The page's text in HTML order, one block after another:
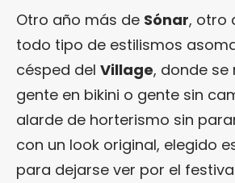
Otro año más de Sónar, otro
todo tipo de estilismos
césped del Village, donde
gente en bikini o gente sin
alarde de horterismo sin
con un look original, elegido
para dejarse ver por el